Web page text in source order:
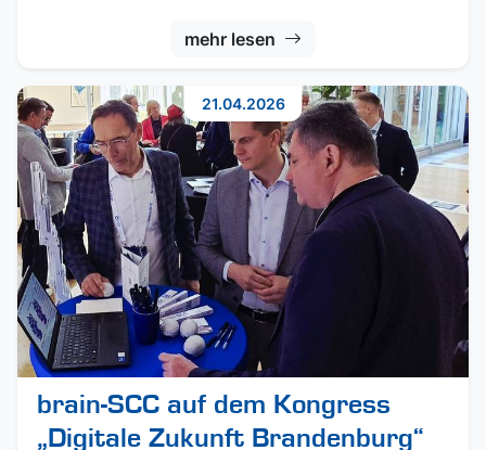
mehr lesen
brain-SCC auf dem Kongress
„Digitale Zukunft Brandenburg“
21.04.2026